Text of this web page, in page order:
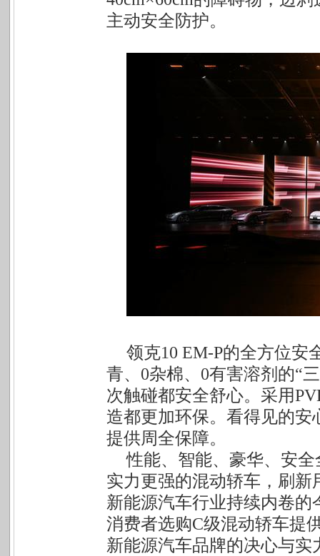
主动安全防护。
领克10 EM-P的全方位安
青、0杂棉、0有害溶剂的“
次触碰都安全舒心。采用
造都更加环保。看得见的
提供周全保障。
性能、智能、豪华、安
实力更强的混动轿车，刷
新能源汽车行业持续内卷的
消费者选购C级混动轿车提
新能源汽车品牌的决心与